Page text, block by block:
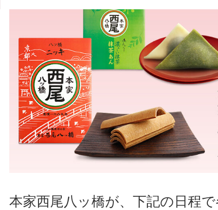
本家西尾八ッ橋が、下記の日程